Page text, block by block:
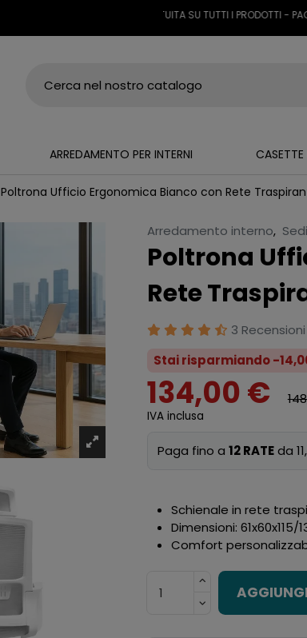
SPEDIZIONE GRATUITA SU TUTTI I PRODOTTI - PAGA A
ARREDAMENTO PER INTERNI
Poltrona Ufficio Ergonomica Bianco con Rete
Arredamento interno,
Poltrona
Rete
3 Recensioni
Stai risparmiando -
134,00 €
IVA inclusa
Paga fino a12 RATEda
Schienale in rete
Dimensioni: 61x60x115/
Comfort